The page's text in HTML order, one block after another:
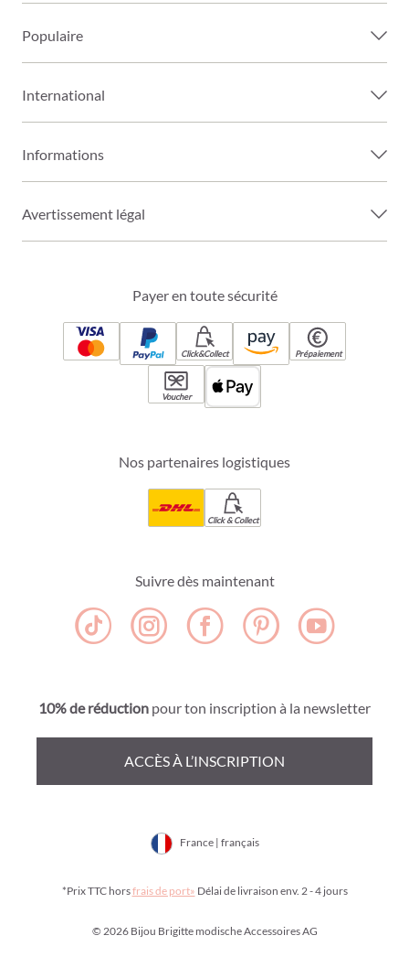
Populaire
International
Informations
Avertissement légal
Payer en toute sécurité
Click&Collect Prépaiement
Voucher
Nos partenaires logistiques
Click & Collect
Suivre dès maintenant
10% de réduction pour ton inscription à la newsletter
ACCÈS À L’INSCRIPTION
France | français
*Prix TTC horsfrais de port» Délai de livraison env. 2 - 4 jours
© 2026 Bijou Brigitte modische Accessoires AG